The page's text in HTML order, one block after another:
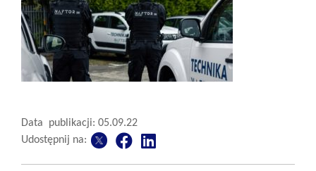
Data publikacji: 05.09.22
Udostępnij na: